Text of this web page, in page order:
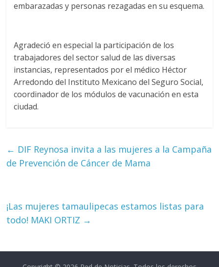
embarazadas y personas rezagadas en su esquema.
Agradeció en especial la participación de los
trabajadores del sector salud de las diversas
instancias, representados por el médico Héctor
Arredondo del Instituto Mexicano del Seguro Social,
coordinador de los módulos de vacunación en esta
ciudad.
← DIF Reynosa invita a las mujeres a la Campaña
de Prevención de Cáncer de Mama
¡Las mujeres tamaulipecas estamos listas para
todo! MAKI ORTIZ →